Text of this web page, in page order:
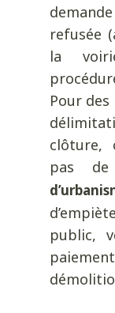
refusée
la
Pour
clôture,
pas
public,